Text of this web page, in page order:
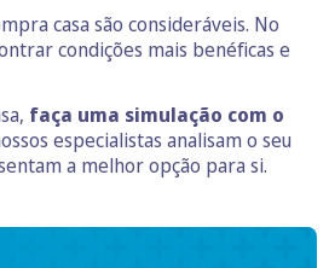
casa são consideráveis. No
condições mais benéficas e
faça uma simulação com o
especialistas analisam o seu
a melhor opção para si.